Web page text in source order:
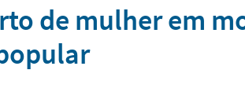
de mulher em